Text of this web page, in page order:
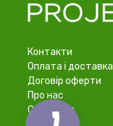
Контакти
Оплата і доставка
Договір оферти
Про нас
Співпраця